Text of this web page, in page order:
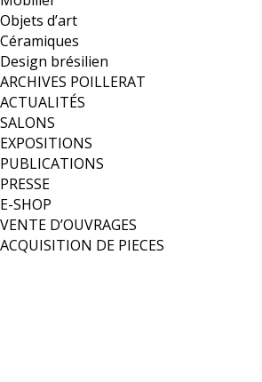
Objets d’art
Céramiques
Design brésilien
ARCHIVES POILLERAT
ACTUALITÉS
SALONS
EXPOSITIONS
PUBLICATIONS
PRESSE
E-SHOP
VENTE D’OUVRAGES
ACQUISITION DE PIECES